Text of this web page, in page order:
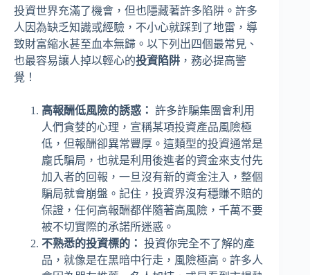
投資世界充滿了機會，但也隱藏著許多陷阱。許多
人因為缺乏知識或經驗，不小心就踩到了地雷，導
致財富縮水甚至血本無歸。以下列出四個最常見、
也最容易讓人掉以輕心的投資陷阱 ，務必提高警
覺！
高報酬低風險的誘惑： 許多詐騙集團會利用
人們貪婪的心理，宣稱某項投資產品風險極
低，但報酬卻異常豐厚。這類型的投資通常是
龐氏騙局，也就是利用後進者的資金來支付先
加入者的回報，一旦沒有新的資金注入，整個
騙局就會崩盤。記住，投資界沒有穩賺不賠的
保證，任何高報酬都伴隨著高風險，千萬不要
被不切實際的承諾所迷惑。
不熟悉的投資標的： 投資你完全不了解的產
品，就像是在黑暗中行走，風險極高。許多人